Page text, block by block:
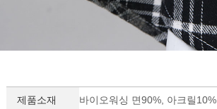
제품소재 바이오워싱 면90%, 아크릴10%